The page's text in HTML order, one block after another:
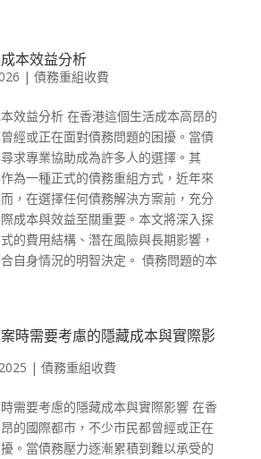
本效益分析
| 債務重組收費
效益分析 在香港這個生活成本高昂的
經或正在面對債務問題的困擾。當債
求專業協助成為許多人的選擇。其
為一種正式的債務重組方式，近年來
，在選擇任何債務解決方案前，充分
成本與效益至關重要。本文將深入探
的費用結構、潛在風險與長期影響，
自身情況的明智決定。 債務問題的本
時需要考慮的隱藏成本與實際影
| 債務重組收費
需要考慮的隱藏成本與實際影響 在香
的國際都市，不少市民都曾經或正在
。當債務壓力逐漸累積到難以承受的